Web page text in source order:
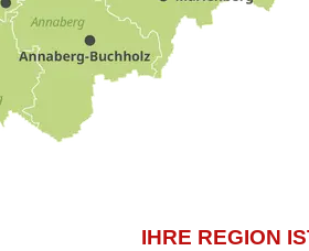
IHRE REGION